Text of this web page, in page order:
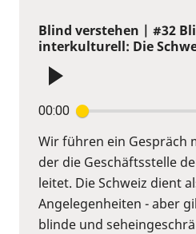
Blind verstehen | #32
interkulturell: Die
00:00
Wir führen ein Gespräch
der die Geschäftsstelle
leitet. Die Schweiz dient
Angelegenheiten - aber
blinde und